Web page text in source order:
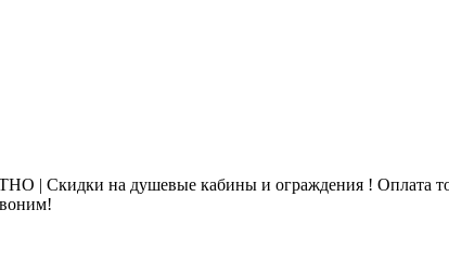
на душевые кабины и ограждения ! Оплата